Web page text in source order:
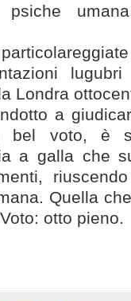
Londra
a
bel voto, è
a galla che
Quella
otto pieno.